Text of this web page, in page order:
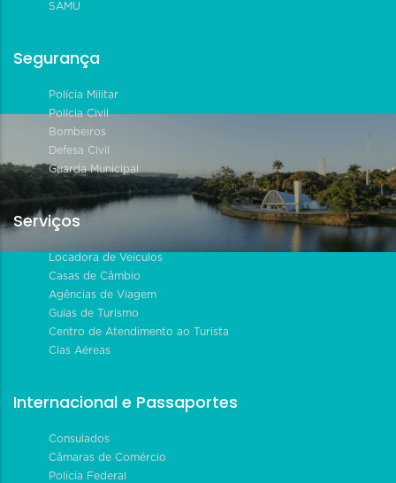
SAMU
Segurança
Polícia Militar
Polícia Civil
Bombeiros
Defesa Civil
Guarda Municipal
Serviços
Locadora de Veículos
Casas de Câmbio
Agências de Viagem
Guias de Turismo
Centro de Atendimento ao Turista
Cias Aéreas
Internacional e Passaportes
Consulados
Câmaras de Comércio
Polícia Federal